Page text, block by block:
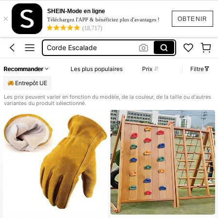
OBTENIR
×
SHEIN-Mode en ligne
Téléchargez l'APP & bénéficiez plus d'avantages !
(18,717)
Mousqueton Escalade
Escalade
Baudrier Escalade
Corde Escalade
Escalade
Recommander Les plus populaires Prix
Filtre
Entrepôt UE
Les prix peuvent varier en fonction du modèle, de la couleur, de la taille ou d'autres
variantes du produit sélectionné.